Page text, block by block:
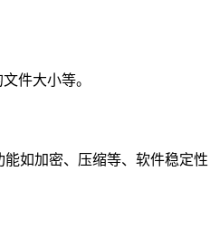
件大小等。
如加密、压缩等、软件稳定性